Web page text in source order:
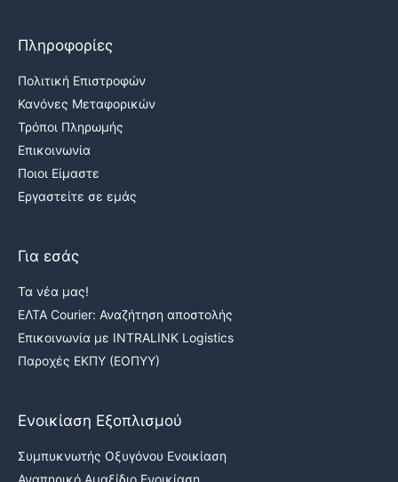
Πληροφορίες
Πολιτική Επιστροφών
Κανόνες Μεταφορικών
Τρόποι Πληρωμής
Επικοινωνία
Ποιοι Είμαστε
Εργαστείτε σε εμάς
Για εσάς
Τα νέα μας!
ΕΛΤΑ Courier: Αναζήτηση αποστολής
Επικοινωνία με INTRALINK Logistics
Παροχές ΕΚΠΥ (ΕΟΠΥΥ)
Ενοικίαση Εξοπλισμού
Συμπυκνωτής Οξυγόνου Ενοικίαση